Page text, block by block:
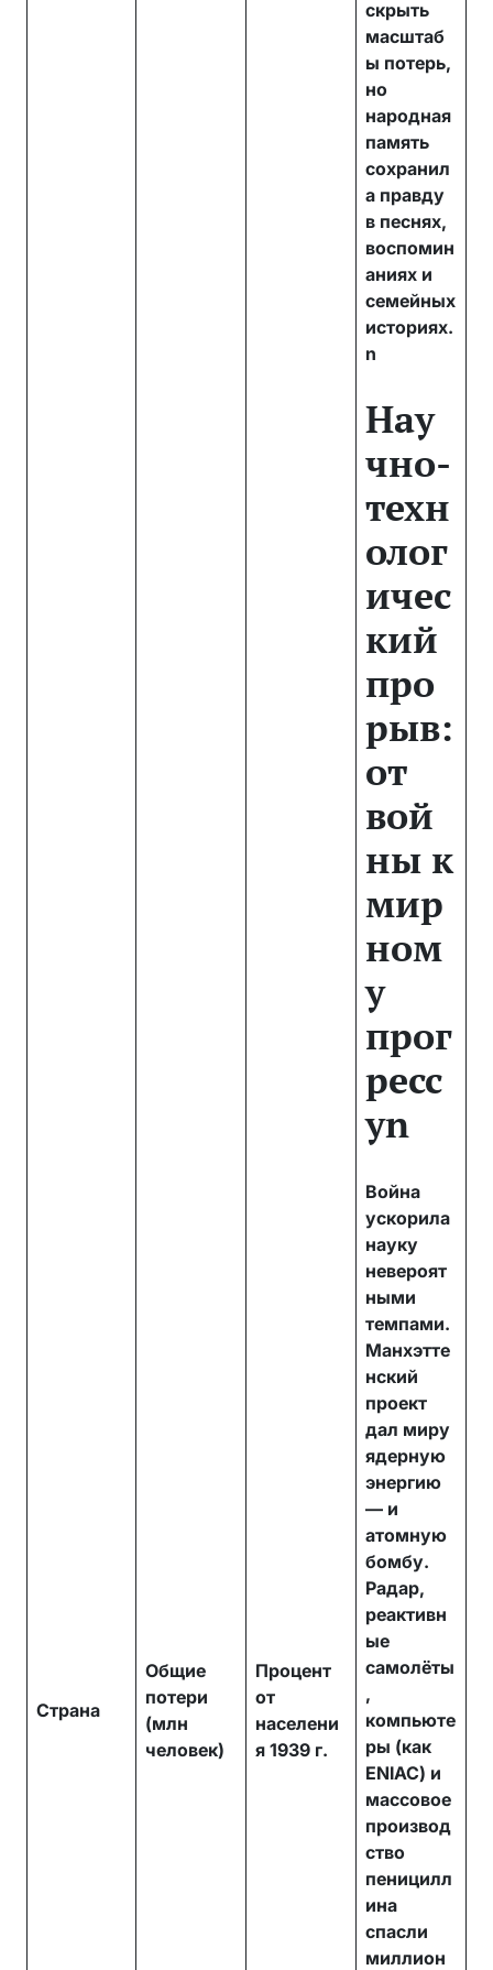
Страна
Общие
потери
(млн
человек)
Процент
от
населени
я 1939 г.
скрыть
масштаб
ы потерь,
но
народная
память
сохранил
а правду
в песнях,
воспомин
аниях и
семейных
историях.
n
Нау
чно-
техн
олог
ичес
кий
про
рыв:
от
вой
ны к
мир
ном
у
прог
ресс
уn
Война
ускорила
науку
невероят
ными
темпами.
Манхэтте
нский
проект
дал миру
ядерную
энергию
— и
атомную
бомбу.
Радар,
реактивн
ые
самолёты
,
компьюте
ры (как
ENIAC) и
массовое
производ
ство
пеницилл
ина
спасли
миллион